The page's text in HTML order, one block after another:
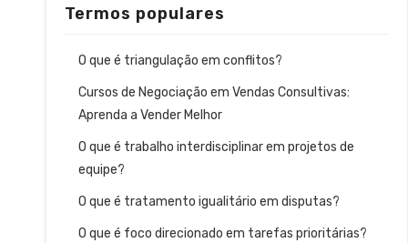
Termos populares
O que é triangulação em conflitos?
Cursos de Negociação em Vendas Consultivas:
Aprenda a Vender Melhor
O que é trabalho interdisciplinar em projetos de
equipe?
O que é tratamento igualitário em disputas?
O que é foco direcionado em tarefas prioritárias?